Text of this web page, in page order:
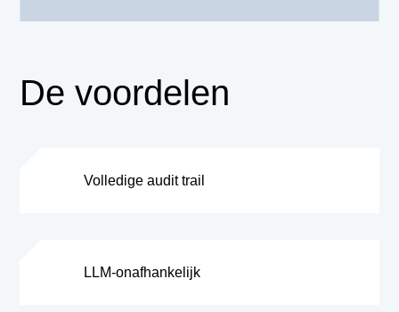
De voordelen
Volledige audit trail
LLM-onafhankelijk